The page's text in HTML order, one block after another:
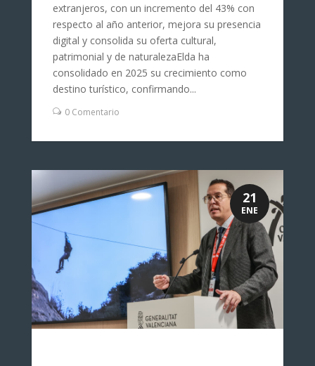
extranjeros, con un incremento del 43% con
respecto al año anterior, mejora su presencia
digital y consolida su oferta cultural,
patrimonial y de naturalezaElda ha
consolidado en 2025 su crecimiento como
destino turístico, confirmando...
0 Comentario
21
ENE